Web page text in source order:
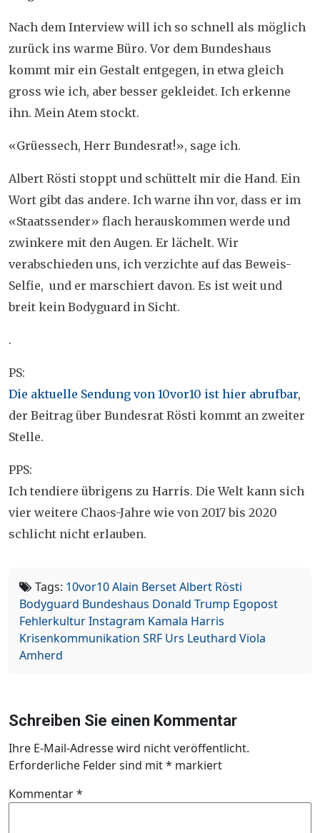
Nach dem Interview will ich so schnell als möglich
zurück ins warme Büro. Vor dem Bundeshaus
kommt mir ein Gestalt entgegen, in etwa gleich
gross wie ich, aber besser gekleidet. Ich erkenne
ihn. Mein Atem stockt.
«Grüessech, Herr Bundesrat!», sage ich.
Albert Rösti stoppt und schüttelt mir die Hand. Ein
Wort gibt das andere. Ich warne ihn vor, dass er im
«Staatssender» flach herauskommen werde und
zwinkere mit den Augen. Er lächelt. Wir
verabschieden uns, ich verzichte auf das Beweis-
Selfie, und er marschiert davon. Es ist weit und
breit kein Bodyguard in Sicht.
.
PS:
Die aktuelle Sendung von 10vor10 ist hier abrufbar,
der Beitrag über Bundesrat Rösti kommt an zweiter
Stelle.
PPS:
Ich tendiere übrigens zu Harris. Die Welt kann sich
vier weitere Chaos-Jahre wie von 2017 bis 2020
schlicht nicht erlauben.
Tags: 10vor10Alain BersetAlbert Rösti
Bodyguard Bundeshaus Donald Trump Egopost
FehlerkulturInstagram Kamala Harris
Krisenkommunikation SRF Urs Leuthard Viola
Amherd
Schreiben Sie einen Kommentar
Ihre E-Mail-Adresse wird nicht veröffentlicht.
Erforderliche Felder sind mit* markiert
Kommentar*